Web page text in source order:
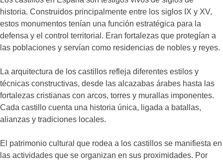
historia. Construidos principalmente entre los siglos IX y XV,
estos monumentos tenían una función estratégica para la
defensa y el control territorial. Eran fortalezas que protegían a
las poblaciones y servían como residencias de nobles y reyes.
La arquitectura de los castillos refleja diferentes estilos y
técnicas constructivas, desde las alcazabas árabes hasta las
fortalezas cristianas con arcos, torres y murallas imponentes.
Cada castillo cuenta una historia única, ligada a batallas,
alianzas y tradiciones locales.
El patrimonio cultural que rodea a los castillos se manifiesta en
las actividades que se organizan en sus proximidades. Por